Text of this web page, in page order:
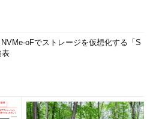
oFでストレージを仮想化する「S
表